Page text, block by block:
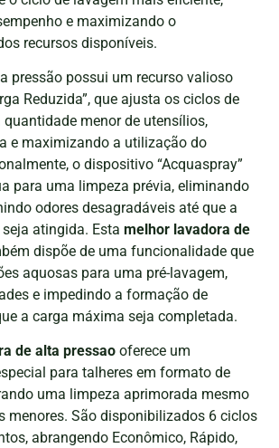
e maximizando o
recursos disponíveis.
pressão possui um recurso valioso
Reduzida”, que ajusta os ciclos de
menor de utensílios,
e maximizando a utilização do
o dispositivo “Acquaspray”
para uma limpeza prévia, eliminando
odores desagradáveis até que a
atingida. Esta melhor lavadora de
dispõe de uma funcionalidade que
aquosas para uma pré-lavagem,
e impedindo a formação de
a carga máxima seja completada.
de alta pressao oferece um
para talheres em formato de
uma limpeza aprimorada mesmo
menores. São disponibilizados 6 ciclos
abrangendo Econômico, Rápido,